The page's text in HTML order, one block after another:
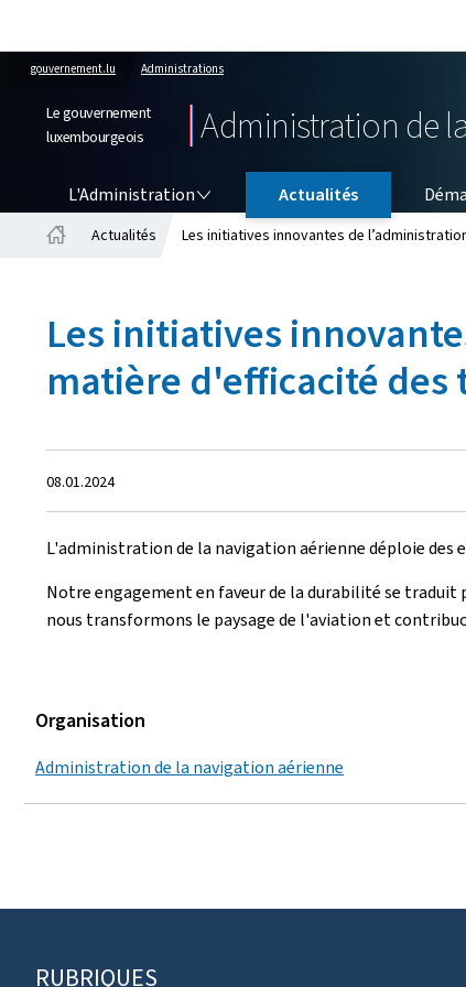
gouvernement.lu Administrations
Le gouvernement
luxembourgeois
Administration de
L'Administration Actualités
Actualités Les initiatives innovantes de
Les initiatives
matière d'efficacité des
Crée
le
08.01.2024
L'administration de la navigation aérienne déploie
Notre engagement en faveur de la durabilité se
nous transformons le paysage de l'aviation et
Organisation
Administration de la navigation aérienne
Pied
RUBRIQUES